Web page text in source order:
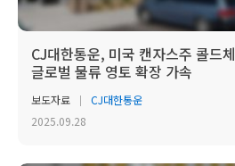
CJ대한통운, 미국 캔자스주 콜드
글로벌 물류 영토 확장 가속
보도자료
CJ대한통운
2025.09.28